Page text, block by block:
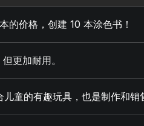
的价格，创建 10 本涂色书！
更加耐用。
童的有趣玩具，也是制作和销